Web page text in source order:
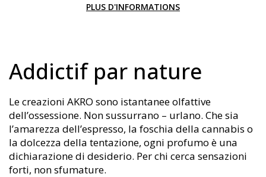
PLUS D'INFORMATIONS
Addictif par nature
Le creazioni AKRO sono istantanee olfattive
dell’ossessione. Non sussurrano – urlano. Che sia
l’amarezza dell’espresso, la foschia della cannabis o
la dolcezza della tentazione, ogni profumo è una
dichiarazione di desiderio. Per chi cerca sensazioni
forti, non sfumature.